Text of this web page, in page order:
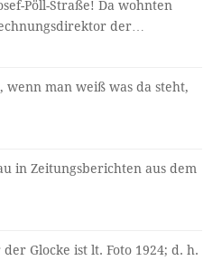
Pöll-Straße! Da wohnten
der…
wenn man weiß was da steht,
in Zeitungsberichten aus dem
der Glocke ist lt. Foto 1924; d. h.